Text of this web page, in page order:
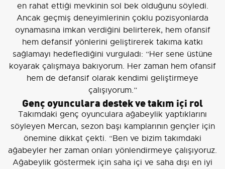
en rahat ettiği mevkinin sol bek olduğunu söyledi.
Ancak geçmiş deneyimlerinin çoklu pozisyonlarda
oynamasına imkan verdiğini belirterek, hem ofansif
hem defansif yönlerini geliştirerek takıma katkı
sağlamayı hedeflediğini vurguladı: “Her sene üstüne
koyarak çalışmaya bakıyorum. Her zaman hem ofansif
hem de defansif olarak kendimi geliştirmeye
çalışıyorum.”
Genç oyunculara destek ve takım içi rol
Takımdaki genç oyunculara ağabeylik yaptıklarını
söyleyen Mercan, sezon başı kamplarının gençler için
önemine dikkat çekti. “Ben ve bizim takımdaki
ağabeyler her zaman onları yönlendirmeye çalışıyoruz.
Ağabeylik göstermek için saha içi ve saha dışı en iyi